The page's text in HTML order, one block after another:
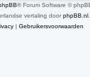
® Forum Software ©
vertaling doorphpBB.nl
| Gebruikersvoorwaarden